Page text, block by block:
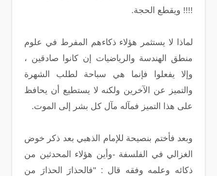
!!!! ويقطع الحجة.
لماذا لا يستثمر هؤلاء ذكاءهم المفرط في علوم
منطق الهندسة والرياضيات إن كانوا صادقين ،
وإلا يفعلوا فإنما هي سباحة لطلب الشهرة
والتميز عن الآخرين ولكنه لا يستطيع أن يحافظ
على هذا التميز فمآله مآل كل بشر إلى الموت.
وبعد فأختم بنصيحة للإمام الذهبي بعد ذكر خوض
الغزالي في الفلسفة -وأين هؤلاء المحدثين من
ذكائه وعلمه وفقه قال : "فالحذارَ الحذارَ من